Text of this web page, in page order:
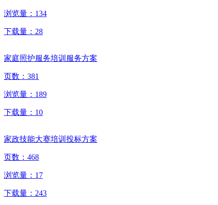
浏览量： 134
下载量： 28
家庭照护服务培训服务方案
页数： 381
浏览量： 189
下载量： 10
家政技能大赛培训投标方案
页数： 468
浏览量： 17
下载量： 243